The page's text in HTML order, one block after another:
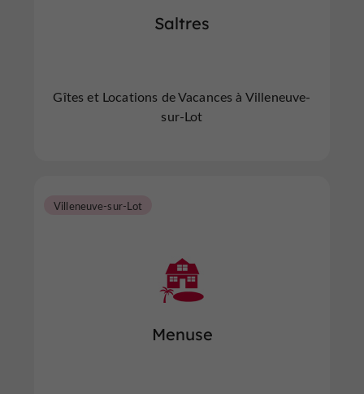
Saltres
Gîtes et Locations de Vacances à Villeneuve-
sur-Lot
Menuse
Villeneuve-sur-Lot